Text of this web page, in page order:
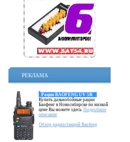
РЕКЛАМА
Рация BAOFENG UV 5R
Купить дальнобойные рации
Баофенг в Новосибирске по низкой
цене Вы можете здесь. Подробное
описание
Обзор радиостанций Baofeng